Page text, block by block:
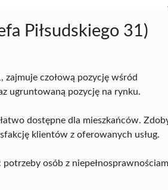
Piłsudskiego 31)
zajmuje czołową pozycję wśród
ugruntowaną pozycję na rynku.
dostępne dla mieszkańców.
klientów z oferowanych usług.
osób z